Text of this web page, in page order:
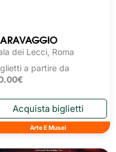
dei Lecci, Roma
a partire da
Arte E Musei